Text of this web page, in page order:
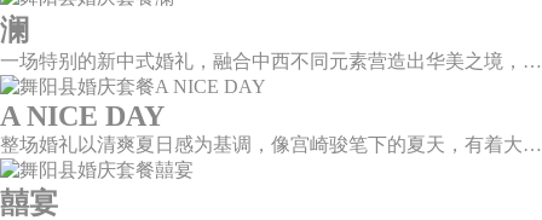
澜
一场特别的新中式婚礼，融合中西不同元素营造出华美之境，有庄严浪漫的西式证婚，也有含蓄深情的中式感恩，从古典到现代，从前世到今生，爱，隽永铭刻。
A NICE DAY
整场婚礼以清爽夏日感为基调，像宫崎骏笔下的夏天，有着大朵大朵像棉花糖似的白云，有蔚蓝蔚蓝的天空和青绿青绿的草地，有着童话世界里干净纯洁的美好，有着日系画风下的治愈感。
囍宴